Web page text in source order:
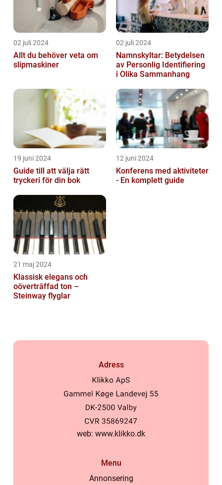
02 juli 2024
Allt du behöver veta om
slipmaskiner
02 juli 2024
Namnskyltar: Betydelsen
av Personlig Identifiering
i Olika Sammanhang
19 juni 2024
Guide till att välja rätt
tryckeri för din bok
12 juni 2024
Konferens med aktiviteter
- En komplett guide
21 maj 2024
Klassisk elegans och
oöverträffad ton –
Steinway flyglar
Adress
web: www.klikko.dk
Menu
Annonsering